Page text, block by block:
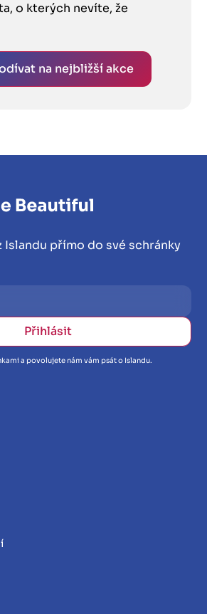
o kterých nevíte, že
na nejbližší akce
přímo do své schránky
a povolujete nám vám psát o Islandu.